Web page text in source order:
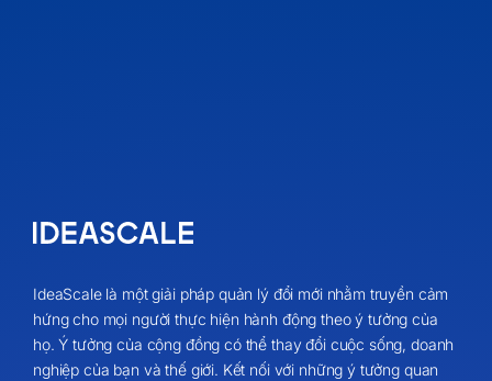
IdeaScale là một giải pháp quản lý đổi mới nhằm truyền cảm
hứng cho mọi người thực hiện hành động theo ý tưởng của
họ. Ý tưởng của cộng đồng có thể thay đổi cuộc sống, doanh
nghiệp của bạn và thế giới. Kết nối với những ý tưởng quan